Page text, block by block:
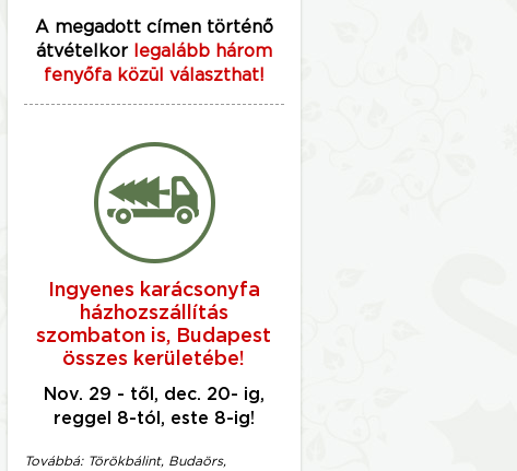
A megadott címen történő
átvételkor
legalább három
fenyőfa közül választhat!
Ingyenes karácsonyfa
házhozszállítás
szombaton is, Budapest
összes kerületébe!
Nov. 29 - től, dec. 20- ig,
reggel 8-tól, este 8-ig!
Továbbá: Törökbálint, Budaörs,